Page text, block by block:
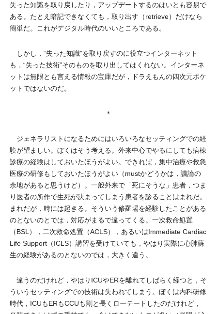
失った知識を取り戻したり，アップデートするのはいとも容易で
ある。たとえ暗記できなくても，取り出す（retrieve）だけなら
簡単だ。これがデジタル時代のいいところである。
しかし，“失った知識”を取り戻すのに役立つインターネット
も，“失った技術”そのものを取り出してはくれない。インターネ
ットは無限とも言える情報の宝庫だが，ドラえもんの四次元ポケ
ットではないのだ。
＊
ジェネラリストになるためにはいろいろなセッティングでの経
験が望ましい。ぼくはそう考える。外来中心でやるにしても病棟
診療の経験はしておいたほうがよい。できれば，集中治療や救急
医療の研修もしておいたほうがよい（mustかどうかは，議論の
余地があると思うけど）。一般外来で「死にそうな」患者，つま
り医者の所作で生死が決まってしまう患者を診ることはまれだ。
まれだが，時には起きる。そういう修羅場を経験したことがある
のとないのとでは，対応がまるで違ってくる。一次救命処置
（BSL），二次救命処置（ACLS），あるいはImmediate Cardiac
Life Support（ICLS）講習を受けていても，やはり実際に心肺蘇
生の経験があるのとないのでは，大きく違う。
違うのだけれど，やはりICUやERを離れてしばらく経つと，そ
ういうセッティングでの技術は失われてしまう。ぼくは内科研修
時代，ICUもERもCCUも割と長くローテートしたのだけれど，